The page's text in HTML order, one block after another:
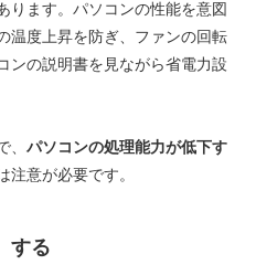
ります。パソコンの性能を意図
温度上昇を防ぎ、ファンの回転
ンの説明書を見ながら省電力設
、 パソコンの処理能力が低下す
注意が必要です。
する